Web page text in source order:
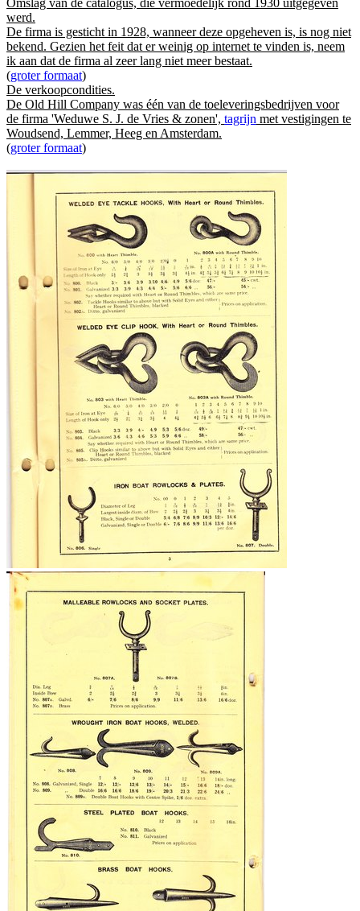
werd.
De firma is gesticht in 1928, wanneer deze opgeheven is, is nog niet
bekend. Gezien het feit dat er weinig op internet te vinden is, neem
ik aan dat de firma al zeer lang niet meer bestaat.
(groter formaat)
De verkoopcondities.
De Old Hill Company was één van de toeleveringsbedrijven voor
de firma 'Weduwe S. J. de Vries & zonen', tagrijn met vestigingen te
Woudsend, Lemmer, Heeg en Amsterdam.
(groter formaat)